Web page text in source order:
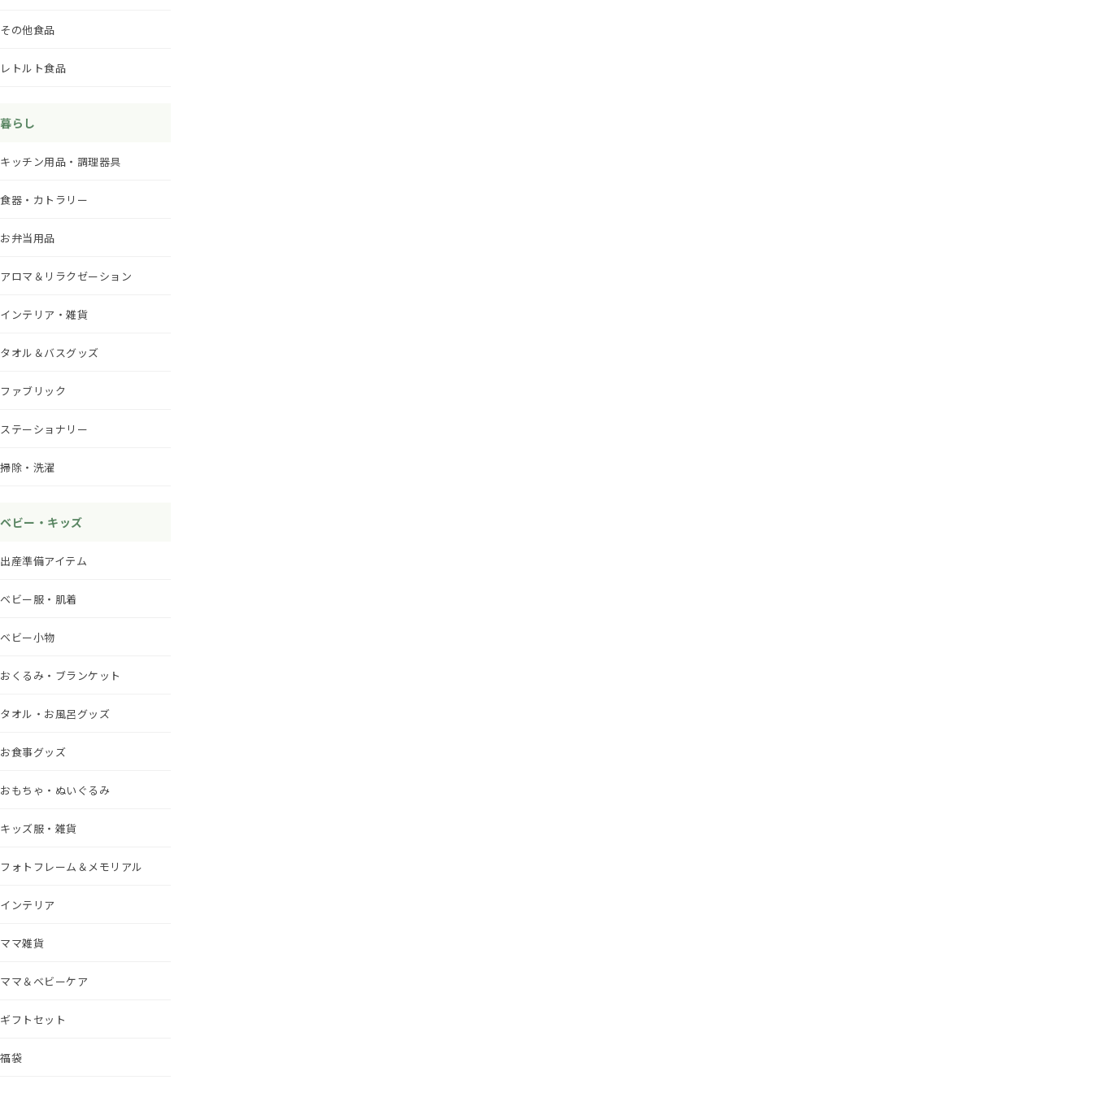
その他食品
レトルト食品
暮らし
キッチン用品・調理器具
食器・カトラリー
お弁当用品
アロマ＆リラクゼーション
インテリア・雑貨
タオル＆バスグッズ
ファブリック
ステーショナリー
掃除・洗濯
ベビー・キッズ
出産準備アイテム
ベビー服・肌着
ベビー小物
おくるみ・ブランケット
タオル・お風呂グッズ
お食事グッズ
おもちゃ・ぬいぐるみ
キッズ服・雑貨
フォトフレーム＆メモリアル
インテリア
ママ雑貨
ママ＆ベビーケア
ギフトセット
福袋